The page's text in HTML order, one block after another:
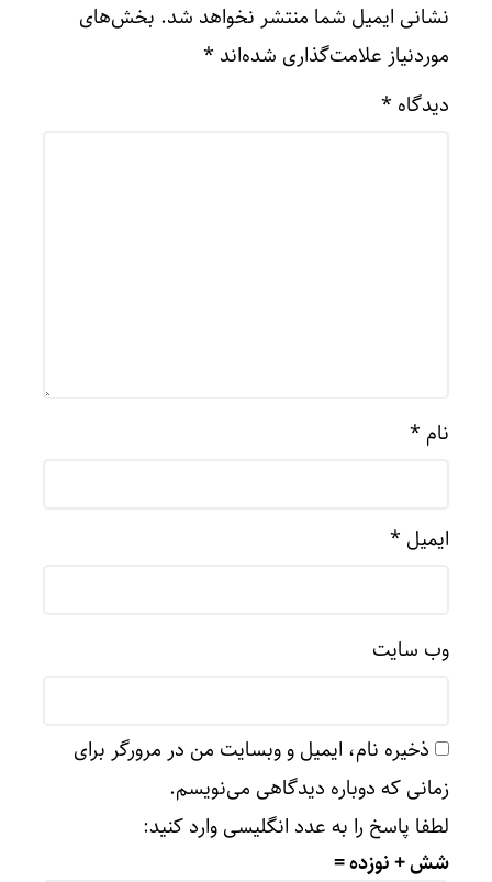
نشانی ایمیل شما منتشر نخواهد شد. بخش‌های
موردنیاز علامت‌گذاری شده‌اند *
دیدگاه *
نام *
ایمیل *
وب‌ سایت
ذخیره نام، ایمیل و وبسایت من در مرورگر برای
زمانی که دوباره دیدگاهی می‌نویسم.
لطفا پاسخ را به عدد انگلیسی وارد کنید:
شش + نوزده =